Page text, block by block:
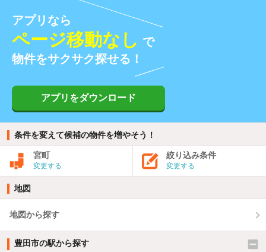
アプリなら
ページ移動なし で
物件をサクサク探せる！
アプリをダウンロード
条件を変えて候補の物件を増やそう！
宮町
変更する
絞り込み条件
変更する
地図
地図から探す
豊田市の駅から探す